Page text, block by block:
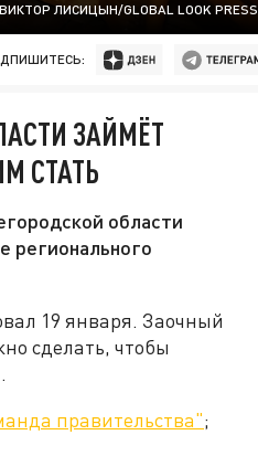
ВИКТОР ЛИСИЦЫН/GLOBAL LOOK PRESS
ЗАЙМЁТ
СТАТЬ
области
регионального
19 января. Заочный
сделать, чтобы
правительства";